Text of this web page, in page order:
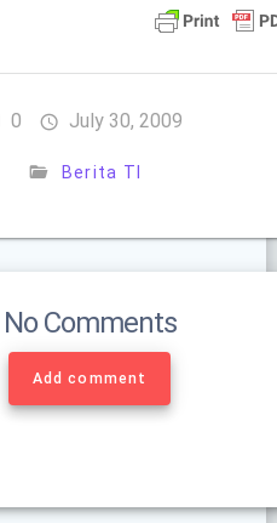
0 July 30, 2009
Berita TI
No Comments
Add comment